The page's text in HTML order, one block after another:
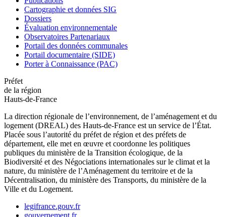
Cartographie et données SIG
Dossiers
Évaluation environnementale
Observatoires Partenariaux
Portail des données communales
Portail documentaire (SIDE)
Porter à Connaissance (PAC)
Préfet
de la région
Hauts-de-France
La direction régionale de l’environnement, de l’aménagement et du
logement (DREAL) des Hauts-de-France est un service de l’État.
Placée sous l’autorité du préfet de région et des préfets de
département, elle met en œuvre et coordonne les politiques
publiques du ministère de la Transition écologique, de la
Biodiversité et des Négociations internationales sur le climat et la
nature, du ministère de l’Aménagement du territoire et de la
Décentralisation, du ministère des Transports, du ministère de la
Ville et du Logement.
legifrance.gouv.fr
gouvernement.fr